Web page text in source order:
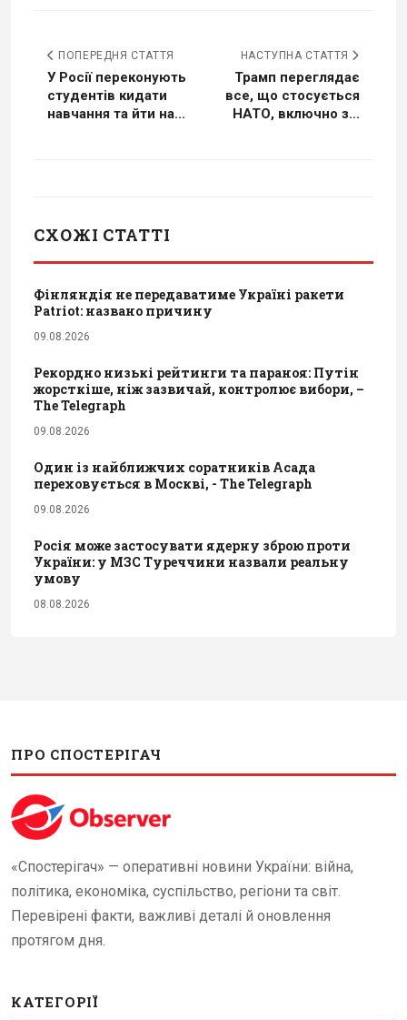
ПОПЕРЕДНЯ СТАТТЯ
У Росії переконують
студентів кидати
навчання та йти на...
НАСТУПНА СТАТТЯ
Трамп переглядає
все, що стосується
НАТО, включно з...
СХОЖІ СТАТТІ
Фінляндія не передаватиме Україні ракети
Patriot: названо причину
09.08.2026
Рекордно низькі рейтинги та параноя: Путін
жорсткіше, ніж зазвичай, контролює вибори, –
The Telegraph
09.08.2026
Один із найближчих соратників Асада
переховується в Москві, - The Telegraph
09.08.2026
Росія може застосувати ядерну зброю проти
України: у МЗС Туреччини назвали реальну
умову
08.08.2026
ПРО СПОСТЕРІГАЧ
«Спостерігач» — оперативні новини України: війна,
політика, економіка, суспільство, регіони та світ.
Перевірені факти, важливі деталі й оновлення
протягом дня.
КАТЕГОРІЇ